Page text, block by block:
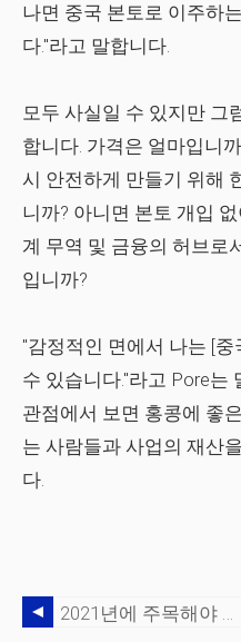
나면 중국 본토로 이주하
다."라고 말합니다.
모두 사실일 수 있지만 그
합니다. 가격은 얼마입니
시 안전하게 만들기 위해
니까? 아니면 본토 개입
계 무역 및 금융의 허브로
입니까?
"감정적인 면에서 나는 [
수 있습니다."라고 Pore는
관점에서 보면 홍콩에 좋
는 사람들과 사업의 재산
다.
2021년에 주목해야 할 7가지 공급망 동향